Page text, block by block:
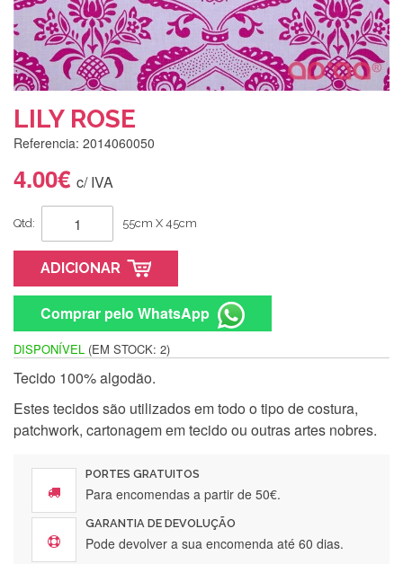
LILY ROSE
Referencia: 2014060050
4.00€ c/ IVA
Qtd: 55cm X 45cm
ADICIONAR
Comprar pelo WhatsApp
DISPONÍVEL (EM STOCK: 2)
Tecido 100% algodão.
Estes tecidos são utilizados em todo o tipo de costura,
patchwork, cartonagem em tecido ou outras artes nobres.
PORTES GRATUITOS
Para encomendas a partir de 50€.
GARANTIA DE DEVOLUÇÃO
Pode devolver a sua encomenda até 60 dias.